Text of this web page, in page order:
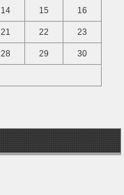
14 15 16
21 22 23
28 29 30